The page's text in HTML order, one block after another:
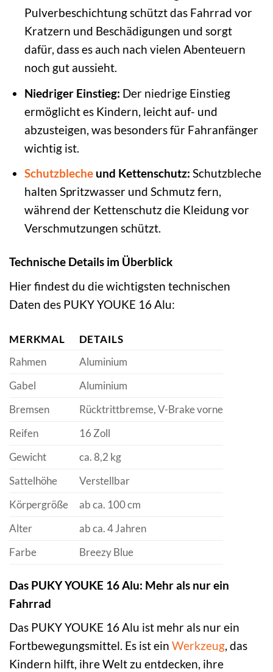
Pulverbeschichtung schützt das Fahrrad vor
Kratzern und Beschädigungen und sorgt
dafür, dass es auch nach vielen Abenteuern
noch gut aussieht.
Niedriger Einstieg: Der niedrige Einstieg
ermöglicht es Kindern, leicht auf- und
abzusteigen, was besonders für Fahranfänger
wichtig ist.
Schutzblecheund Kettenschutz: Schutzbleche
halten Spritzwasser und Schmutz fern,
während der Kettenschutz die Kleidung vor
Verschmutzungen schützt.
Technische Details im Überblick
Hier findest du die wichtigsten technischen
Daten des PUKY YOUKE 16 Alu:
MERKMAL
DETAILS
Rahmen
Aluminium
Gabel
Aluminium
Bremsen
Rücktrittbremse, V-Brake vorne
Reifen
16 Zoll
Gewicht
ca. 8,2 kg
Sattelhöhe
Verstellbar
Körpergröße
ab ca. 100 cm
Alter
ab ca. 4 Jahren
Farbe
Breezy Blue
Das PUKY YOUKE 16 Alu: Mehr als nur ein
Fahrrad
Das PUKY YOUKE 16 Alu ist mehr als nur ein
Fortbewegungsmittel. Es ist ein Werkzeug, das
Kindern hilft, ihre Welt zu entdecken, ihre